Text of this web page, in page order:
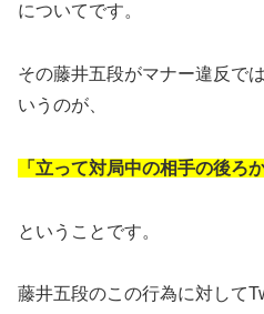
についてです。
その藤井五段がマナー違反で
いうのが、
「立って対局中の相手の後ろ
ということです。
藤井五段のこの行為に対して